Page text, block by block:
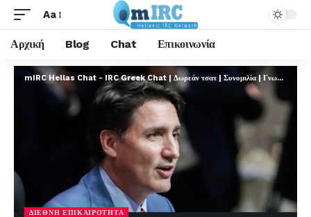
Aa
Αρχική Blog Chat Επικοινωνία
mIRC Hellas Chat - IRC Greek Chat | Δωρεάν τσατ | Συνομιλία | Γνωριμίες | FREE
ΔΙΕΘΝΉ ΕΠΙΚΑΙΡΌΤΗΤΑ